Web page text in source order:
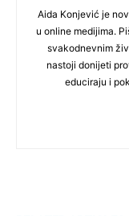
Aida Konjević je
u online medijima.
svakodnevnim
nastoji donijeti
educiraju i